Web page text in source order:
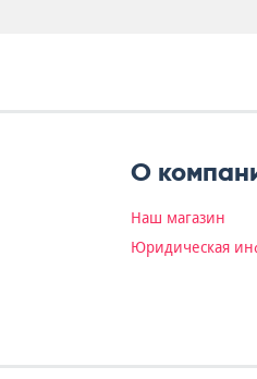
О
Наш магазин
Юридическая